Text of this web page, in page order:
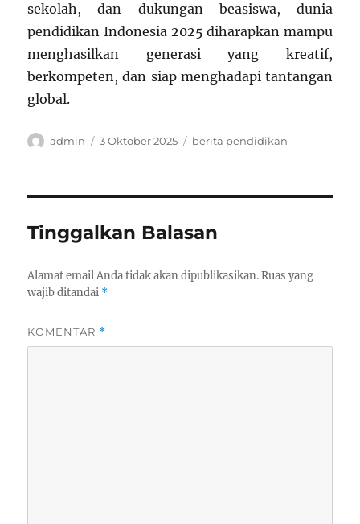
sekolah, dan dukungan beasiswa, dunia
pendidikan Indonesia 2025 diharapkan mampu
menghasilkan generasi yang kreatif,
berkompeten, dan siap menghadapi tantangan
global.
Author
admin
Posted
3 Oktober 2025 Categories
berita pendidikan
Tinggalkan Balasan
Alamat email Anda tidak akan dipublikasikan. Ruas yang
wajib ditandai *
KOMENTAR *